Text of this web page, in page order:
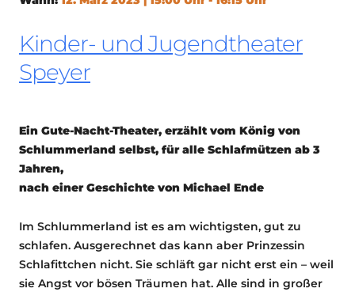
Kinder- und Jugendtheater
Speyer
Ein Gute-Nacht-Theater, erzählt vom König von
Schlummerland selbst, für alle Schlafmützen ab 3
Jahren,
nach einer Geschichte von Michael Ende
Im Schlummerland ist es am wichtigsten, gut zu
schlafen. Ausgerechnet das kann aber Prinzessin
Schlafittchen nicht. Sie schläft gar nicht erst ein – weil
sie Angst vor bösen Träumen hat. Alle sind in großer